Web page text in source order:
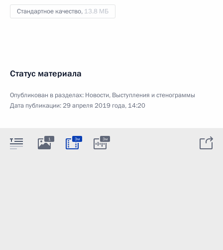
Стандартное качество, 13.8 МБ
Статус материала
Опубликован в разделах: Новости, Выступления и стенограммы
Дата публикации:29 апреля 2019 года, 14:20
1 3м 3м